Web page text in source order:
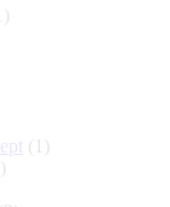
(1)